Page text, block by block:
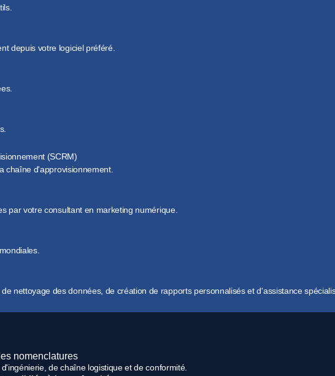
depuis votre logiciel préféré.
(SCRM)
chaîne d'approvisionnement.
par votre consultant en marketing numérique.
nettoyage des données, de création de rapports personnalisés et d'assistance
de chaîne logistique et de conformité.
à la réputation.
la prise de décision.
environnementale et de la durabilité.
des fournisseurs
nomenclatures